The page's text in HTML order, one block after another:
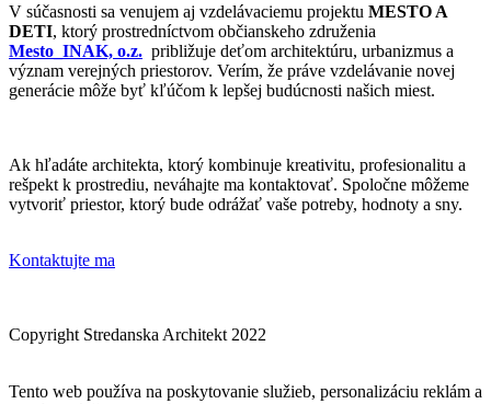
V súčasnosti sa venujem aj vzdelávaciemu projektu MESTO A
DETI, ktorý prostredníctvom občianskeho združenia
Mesto_INAK, o.z. približuje deťom architektúru, urbanizmus a
význam verejných priestorov. Verím, že práve vzdelávanie novej
generácie môže byť kľúčom k lepšej budúcnosti našich miest.
Ak hľadáte architekta, ktorý kombinuje kreativitu, profesionalitu a
rešpekt k prostrediu, neváhajte ma kontaktovať. Spoločne môžeme
vytvoriť priestor, ktorý bude odrážať vaše potreby, hodnoty a sny.
Kontaktujte ma
Copyright Stredanska Architekt 2022
Tento web používa na poskytovanie služieb, personalizáciu reklám a